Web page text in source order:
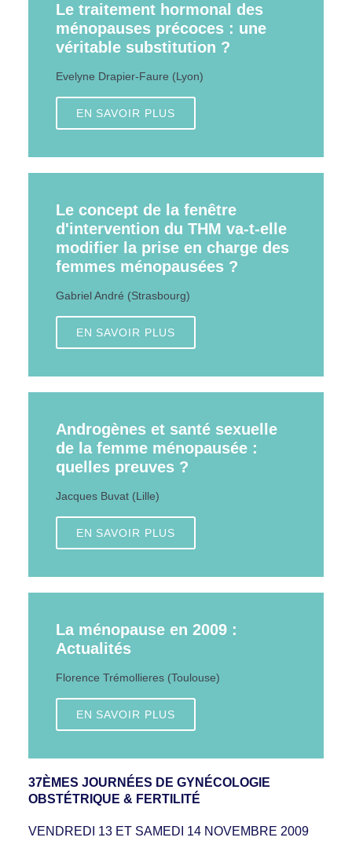
Le traitement hormonal des
ménopauses précoces : une
véritable substitution ?
Evelyne Drapier-Faure (Lyon)
EN SAVOIR PLUS
Le concept de la fenêtre
d'intervention du THM va-t-elle
modifier la prise en charge des
femmes ménopausées ?
Gabriel André (Strasbourg)
EN SAVOIR PLUS
Androgènes et santé sexuelle
de la femme ménopausée :
quelles preuves ?
Jacques Buvat (Lille)
EN SAVOIR PLUS
La ménopause en 2009 :
Actualités
Florence Trémollieres (Toulouse)
EN SAVOIR PLUS
37ÈMES JOURNÉES DE GYNÉCOLOGIE
OBSTÉTRIQUE & FERTILITÉ
VENDREDI 13 ET SAMEDI 14 NOVEMBRE 2009